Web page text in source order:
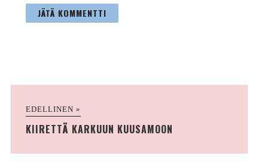
EDELLINEN »
KIIRETTÄ KARKUUN KUUSAMOON